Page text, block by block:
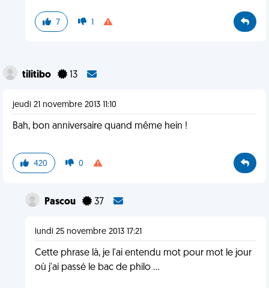
7 1
tilitibo 13
jeudi 21 novembre 2013 11:10
Bah, bon anniversaire quand même hein !
420 0
Pascou 37
lundi 25 novembre 2013 17:21
Cette phrase là, je l'ai entendu mot pour mot le jour
où j'ai passé le bac de philo ...